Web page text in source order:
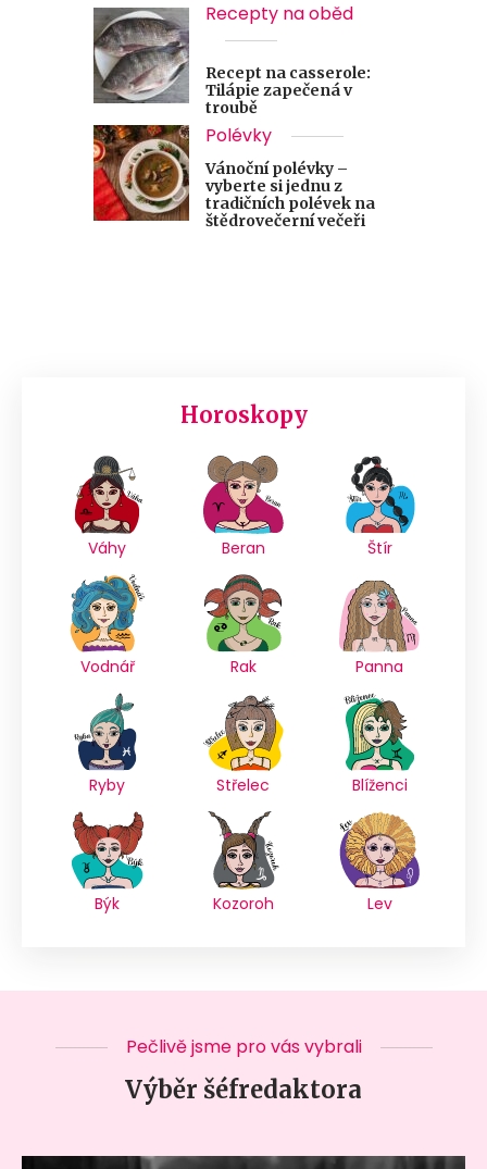
Recepty na oběd
Recept na casserole:
Tilápie zapečená v
troubě
Polévky
Vánoční polévky –
vyberte si jednu z
tradičních polévek na
štědrovečerní večeři
Horoskopy
Váhy Beran Štír
Vodnář Rak Panna
Ryby Střelec Blíženci
Býk Kozoroh Lev
Pečlivě jsme pro vás vybrali
Výběr šéfredaktora